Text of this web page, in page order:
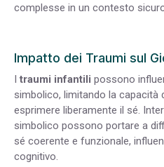
complesse in un contesto
Impatto dei Traumi sul
I traumi infantili possono
simbolico, limitando la capacità
esprimere liberamente il sé.
simbolico possono portare a
sé coerente e funzionale,
cognitivo.